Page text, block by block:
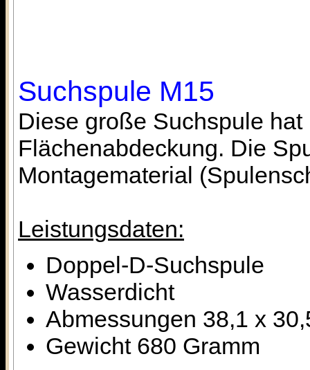
Suchspule M15
Diese große Suchspule
Flächenabdeckung. Die
Montagematerial
Leistungsdaten:
Doppel-D-Suchspule
Wasserdicht
Abmessungen 38,1 x
Gewicht 680 Gramm